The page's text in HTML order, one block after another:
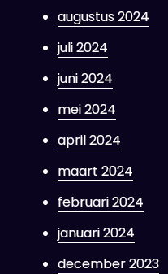
augustus 2024
juli 2024
juni 2024
mei 2024
april 2024
maart 2024
februari 2024
januari 2024
december 2023